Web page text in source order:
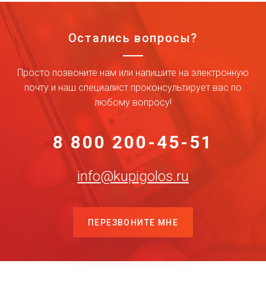
Остались вопросы?
Просто позвоните нам или напишите на электронную
почту и наш специалист проконсультирует вас по
любому вопросу!
8 800 200-45-51
info@kupigolos.ru
ПЕРЕЗВОНИТЕ МНЕ